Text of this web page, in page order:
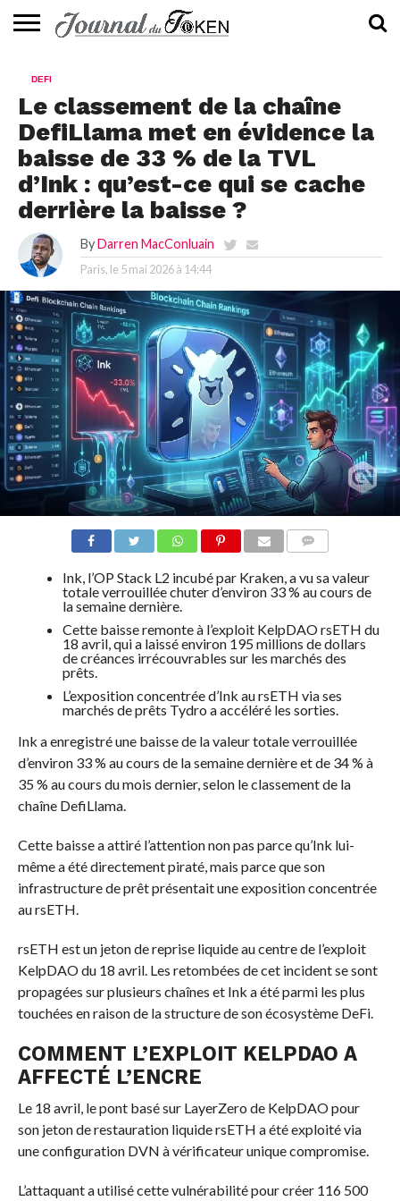
📰
EVALUATION
GUIDE
TENDANCES
À
CONTACTEZ-
DEFI
Le classement de la chaîne
DefiLlama met en évidence la
baisse de 33 % de la TVL
d’Ink : qu’est-ce qui se cache
derrière la baisse ?
By Darren MacConluain
Paris, le 5 mai 2026 à 14:44
Ink, l’OP Stack L2 incubé par Kraken, a vu sa valeur
totale verrouillée chuter d’environ 33 % au cours de
la semaine dernière.
Cette baisse remonte à l’exploit KelpDAO rsETH du
18 avril, qui a laissé environ 195 millions de dollars
de créances irrécouvrables sur les marchés des
prêts.
L’exposition concentrée d’Ink au rsETH via ses
marchés de prêts Tydro a accéléré les sorties.
Ink a enregistré une baisse de la valeur totale verrouillée
d’environ 33 % au cours de la semaine dernière et de 34 % à
35 % au cours du mois dernier, selon le classement de la
chaîne DefiLlama.
Cette baisse a attiré l’attention non pas parce qu’Ink lui-
même a été directement piraté, mais parce que son
infrastructure de prêt présentait une exposition concentrée
au rsETH.
rsETH est un jeton de reprise liquide au centre de l’exploit
KelpDAO du 18 avril. Les retombées de cet incident se sont
propagées sur plusieurs chaînes et Ink a été parmi les plus
touchées en raison de la structure de son écosystème DeFi.
COMMENT L’EXPLOIT KELPDAO A
AFFECTÉ L’ENCRE
Le 18 avril, le pont basé sur LayerZero de KelpDAO pour
son jeton de restauration liquide rsETH a été exploité via
une configuration DVN à vérificateur unique compromise.
L’attaquant a utilisé cette vulnérabilité pour créer 116 500